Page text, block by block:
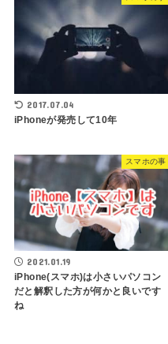
2017.07.04
iPhoneが発売して10年
スマホの事
2021.01.19
iPhone(スマホ)は小さいパソコン
だと解釈した方が何かと良いです
ね